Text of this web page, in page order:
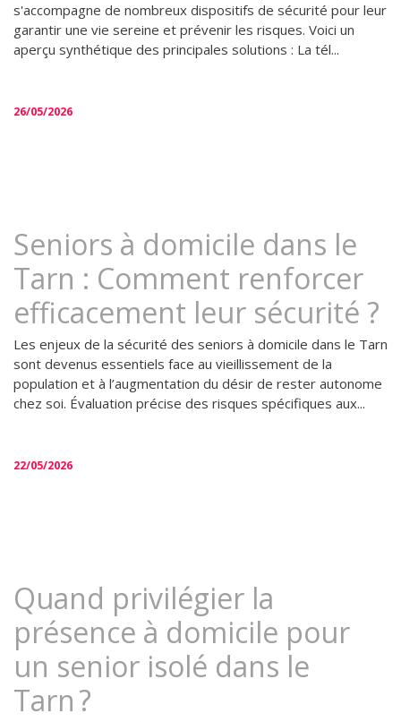
s'accompagne de nombreux dispositifs de sécurité pour leur
garantir une vie sereine et prévenir les risques. Voici un
aperçu synthétique des principales solutions : La tél...
26/05/2026
Seniors à domicile dans le
Tarn : Comment renforcer
efficacement leur sécurité ?
Les enjeux de la sécurité des seniors à domicile dans le Tarn
sont devenus essentiels face au vieillissement de la
population et à l’augmentation du désir de rester autonome
chez soi. Évaluation précise des risques spécifiques aux...
22/05/2026
Quand privilégier la
présence à domicile pour
un senior isolé dans le
Tarn ?